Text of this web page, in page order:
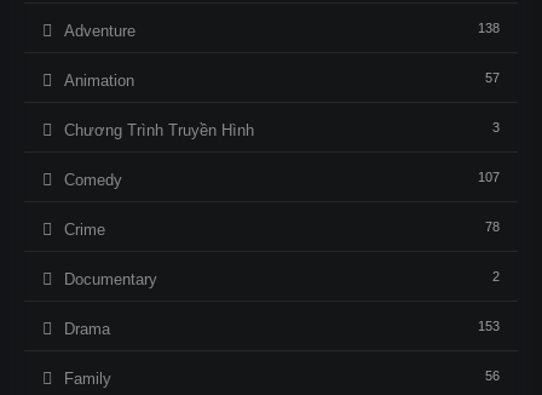
Adventure 138
Animation 57
Chương Trình Truyền Hình 3
Comedy 107
Crime 78
Documentary 2
Drama 153
Family 56